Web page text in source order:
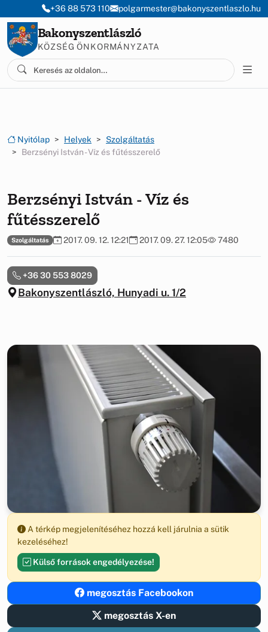
Ugrás a menüre
Ugrás a tartalomra
+36 88 573 110 polgarmester@bakonyszentlaszlo.hu
Bakonyszentlászló
KÖZSÉG ÖNKORMÁNYZATA
Nyitólap Helyek
Szolgáltatás
Berzsényi István - Víz és fűtésszerelő
Berzsényi István - Víz és
fűtésszerelő
Szolgáltatás 2017. 09. 12. 12:21 2017. 09. 27. 12:05 7480
Bakonyszentlászló, Hunyadi u. 1/2
+36 30 553 8029
A térkép megjelenítéséhez hozzá kell járulnia a sütik
kezeléséhez!
Külső források engedélyezése!
megosztás Facebookon
megosztás X-en